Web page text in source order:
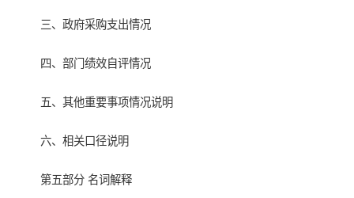
三、政府采购支出情况
四、部门绩效自评情况
五、其他重要事项情况说明
六、相关口径说明
第五部分 名词解释